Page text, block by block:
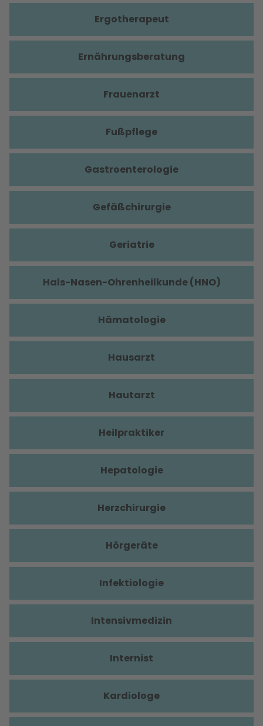
Ergotherapeut
Ernährungsberatung
Frauenarzt
Fußpflege
Gastroenterologie
Gefäßchirurgie
Geriatrie
Hals-Nasen-Ohrenheilkunde (HNO)
Hämatologie
Hausarzt
Hautarzt
Heilpraktiker
Hepatologie
Herzchirurgie
Hörgeräte
Infektiologie
Intensivmedizin
Internist
Kardiologe